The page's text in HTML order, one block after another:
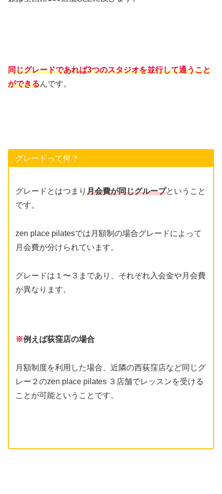
同じグレードであれば3つのスタジオを並行して通うこと
ができるんです。
グレードって何？
グレードとはつまり 月会費が同じグループということ
です。
zen place pilatesでは月額制の場合グレードによって
月会費が分けられています。
グレードは１〜３まであり、それぞれ入会金や月会費
が異なります。
※例えば荻窪店の場合
月額制度を利用した場合、近隣の西荻窪店など同じグ
レー２のzen place pilates ３店舗でレッスンを受ける
ことが可能ということです。